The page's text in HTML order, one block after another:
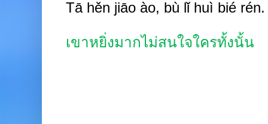
Tā hěn jiāo ào, bù lǐ huì bié rén.
เขาหยิ่งมากไม่สนใจใครทั้งนั้น